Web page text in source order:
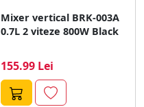
Mixer vertical BRK-003A
0.7L 2 viteze 800W Black
155.99 Lei